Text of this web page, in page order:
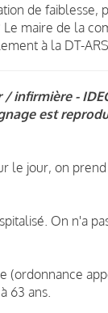
de faiblesse,
maire de la
à la DT-
infirmière -
est
le jour, on
On n'a
(ordonnance
63 ans.